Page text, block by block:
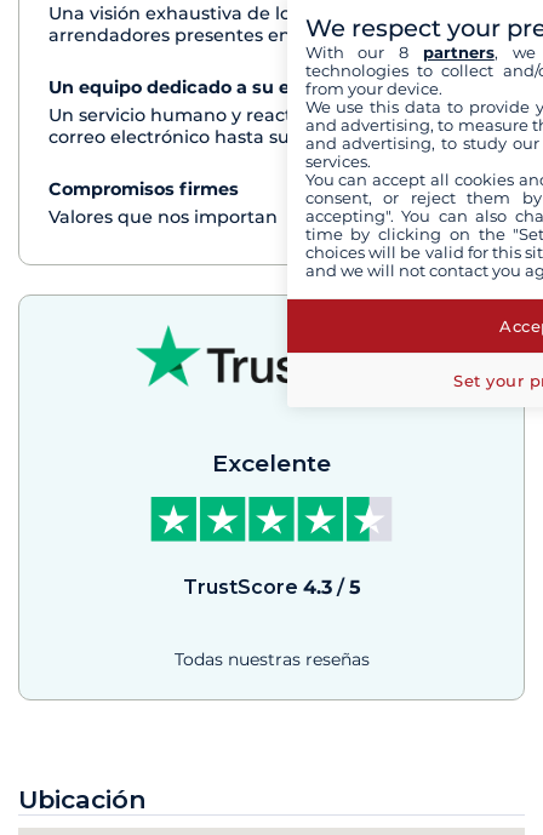
Una visión exhaustiva de los barcos de todos los
arrendadores presentes en cada destino
Un equipo dedicado a su experiencia
Un servicio humano y reactivo por teléfono o
correo electrónico hasta su regreso del crucero
Compromisos firmes
Ver+
Valores que nos importan
Excelente
TrustScore 4.3/ 5
Todas nuestras reseñas
Ubicación
We respect your
With our 8 partners, we
technologies to collect
from your device.
We use this data to provide
and advertising, to measure
and advertising, to study
services.
You can accept all cookies
consent, or reject them
accepting". You can also
time by clicking on the
choices will be valid for this
and we will not contact you
Set your